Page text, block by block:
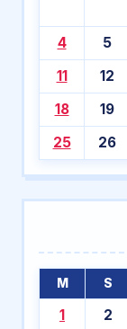
4
5
11
12
18
19
25
26
M S
1 2